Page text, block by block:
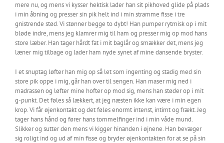
mere nu, og mens vi kysser hektisk lader han sit pikhoved glide på plads
i min åbning og presser sin pik helt ind i min stramme fisse i tre
gnistrende stød. Vi stønner begge to dybt! Han pumper rytmisk op i mit
bløde indre, mens jeg klamrer mig til ham og presser mig op mod hans
store læber. Han tager hårdt fat i mit baglår og smækker det, mens jeg
læner mig tilbage og lader ham nyde synet af mine dansende bryster.
I et snuptag løfter han mig op så let som ingenting og stadig med sin
store pik oppe i mig, går han over til sengen. Han maser mig ned i
madrassen og løfter mine hofter op mod sig, mens han støder op i mit
g-punkt. Det føles så lækkert, at jeg næsten ikke kan være i min egen
krop. Vi får øjenkontakt og det føles enormt intenst, intimt og frækt. Jeg
tager hans hånd og fører hans tommelfinger ind i min våde mund.
Slikker og sutter den mens vi kigger hinanden i øjnene. Han bevæger
sig roligt ind og ud af min fisse og bryder øjenkontakten for at se på sin